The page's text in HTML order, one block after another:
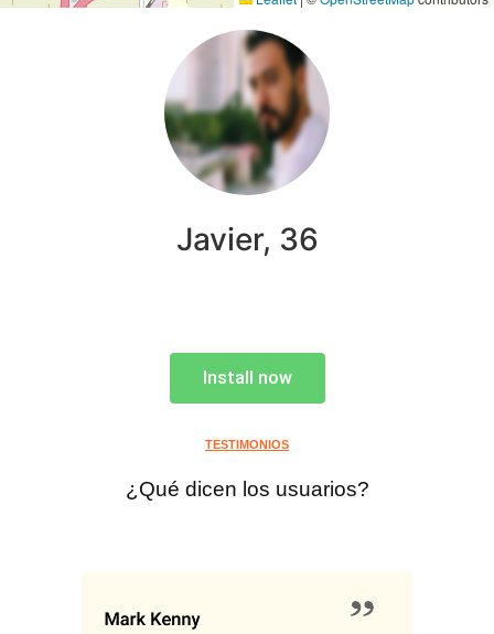
Javier, 36
Install now
TESTIMONIOS
¿Qué dicen los usuarios?